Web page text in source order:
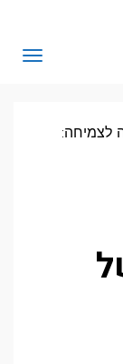
לצמיחה: